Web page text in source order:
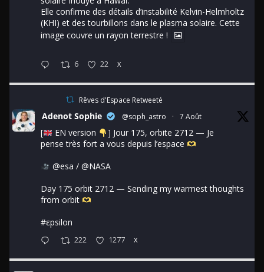
Elle confirme des détails d’instabilité Kelvin-Helmholtz
(KHI) et des tourbillons dans le plasma solaire. Cette
image couvre un rayon terrestre !
6 22 X
Rêves d'Espace Retweeté
Adenot Sophie @soph_astro · 7 Août
[ EN version
] Jour 175, orbite 2712 — Je
pense très fort a vous depuis l’espace
@esa / @NASA
Day 175 orbit 2712 — Sending my warmest thoughts
from orbit
#εpsilon
222 1277 X